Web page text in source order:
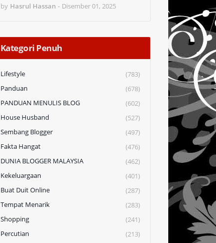
by Hasrul Hassan - Disember 01, 2025
Kategori Penuh
Lifestyle
(783)
Panduan
(678)
PANDUAN MENULIS BLOG
(602)
House Husband
(527)
Sembang Blogger
(497)
Fakta Hangat
(476)
DUNIA BLOGGER MALAYSIA
(462)
Kekeluargaan
(401)
Buat Duit Online
(287)
Tempat Menarik
(283)
Shopping
(241)
Percutian
(213)